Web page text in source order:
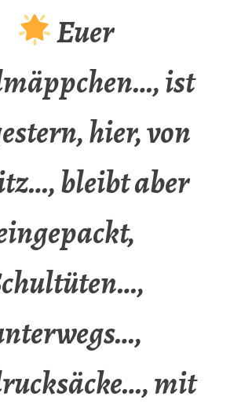
Euer
ist
hier, von
bleibt aber
mit